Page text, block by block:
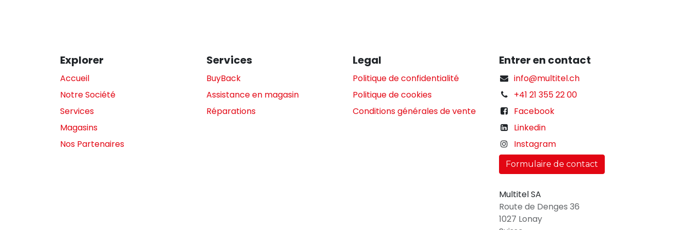
Explorer
Accueil
Notre Société
Services
Magasins
Nos Partenaires
Services
BuyBack
Assistance en magasin
Réparations
Legal
Politique de confidentialité
Politique de cookies
Conditions générales de vente
Entrer en contact
info@multitel.ch
+41 21 355 22 00
Facebook
Linkedin
Instagram
Formulaire de contact
Multitel SA
Route de Denges 36
1027 Lonay